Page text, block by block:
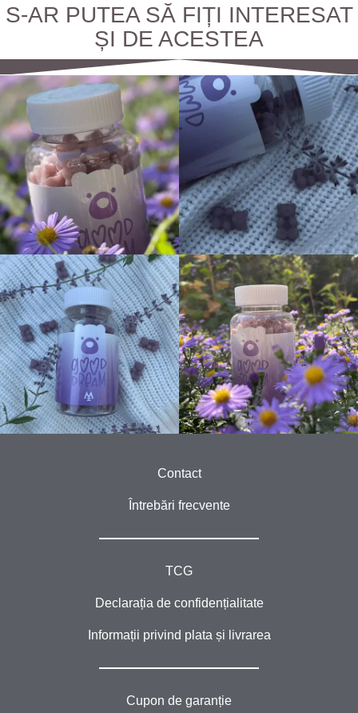
S-AR PUTEA SĂ FIȚI INTERESAT
ȘI DE ACESTEA
Contact
Întrebări frecvente
TCG
Declarația de confidențialitate
Informații privind plata și livrarea
Cupon de garanție